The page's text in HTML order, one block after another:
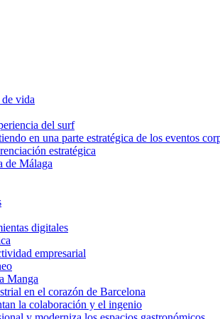
vida
del surf
en una parte estratégica de los eventos
estratégica
de Málaga
digitales
empresarial
Manga
en el corazón de Barcelona
la colaboración y el ingenio